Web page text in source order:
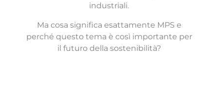
industriali.
Ma cosa significa esattamente MPS e
perché questo tema è così importante per
il futuro della sostenibilità?